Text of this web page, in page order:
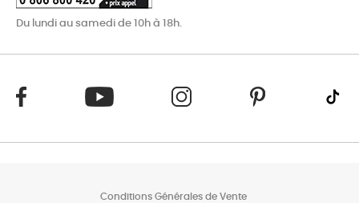
Du lundi au samedi de 10h à 18h.
Conditions Générales de Vente